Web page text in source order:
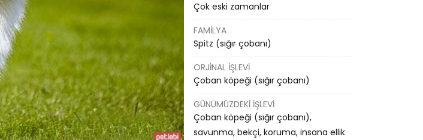
Çok eski zamanlar
FAMILYA
Spitz (sığır çobanı)
ORJINAL İŞLEVI
Çoban köpeği (sığır çobanı)
GÜNÜMÜZDEKI İŞLEVI
Çoban köpeği (sığır çobanı),
savunma, bekçi, koruma, insana ellik